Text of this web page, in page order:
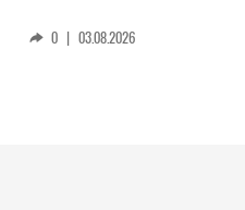
0 | 03.08.2026